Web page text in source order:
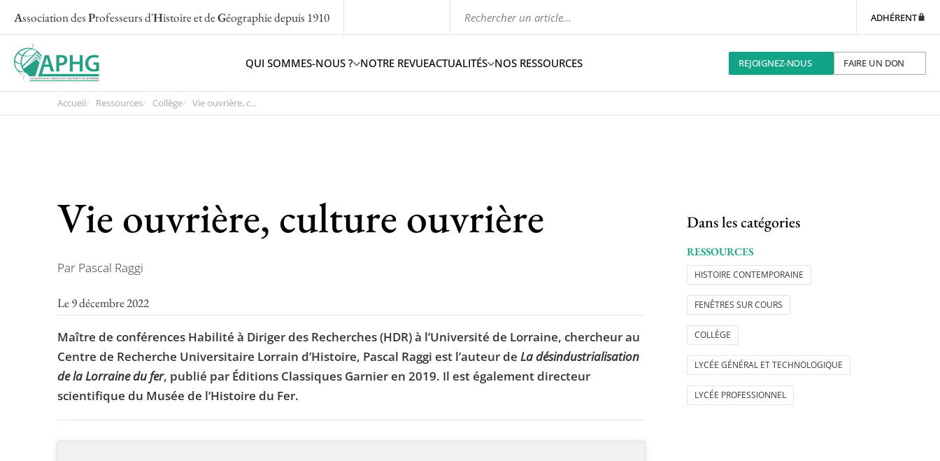
Association desProfesseurs d'Histoire et deGéographiedepuis 1910 ADHÉRENT
QUI SOMMES-NOUS ? NOTRE REVUEACTUALITÉS NOS RESSOURCES REJOIGNEZ-NOUS FAIRE UN DON
Accueil Ressources Collège Vie ouvrière, c...
Vie ouvrière, culture ouvrière
Par Pascal Raggi
Le 9 décembre 2022
Maître de conférences Habilité à Diriger des Recherches (HDR) à l’Université de Lorraine, chercheur au
Centre de Recherche Universitaire Lorrain d’Histoire, Pascal Raggi est l’auteur de La désindustrialisation
de la Lorraine du fer, publié par Éditions Classiques Garnier en 2019. Il est également directeur
scientifique du Musée de l’Histoire du Fer.
Dans les catégories
RESSOURCES
HISTOIRE CONTEMPORAINE
FENÊTRES SUR COURS
COLLÈGE
LYCÉE GÉNÉRAL ET TECHNOLOGIQUE
LYCÉE PROFESSIONNEL